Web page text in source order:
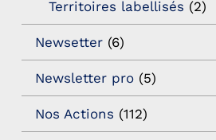
Territoires labellisés (2)
Newsetter (6)
Newsletter pro (5)
Nos Actions (112)